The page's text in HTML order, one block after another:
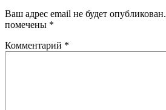
Ваш адрес email не будет опубликован.
помечены *
Комментарий *